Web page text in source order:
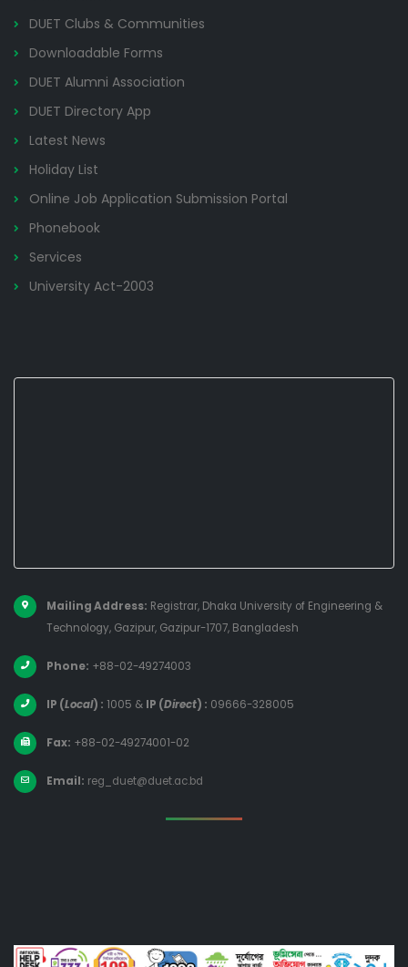
DUET Clubs & Communities
Downloadable Forms
DUET Alumni Association
DUET Directory App
Latest News
Holiday List
Online Job Application Submission Portal
Phonebook
Services
University Act-2003
Mailing Address: Registrar, Dhaka University of Engineering &
Technology, Gazipur, Gazipur-1707, Bangladesh
Phone: +88-02-49274003
IP (Local) : 1005 & IP (Direct) : 09666-328005
Fax: +88-02-49274001-02
Email: reg_duet@duet.ac.bd